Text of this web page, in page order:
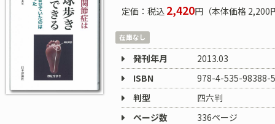
定価：税込 2,420円（本体価格 2,200
在庫なし
発刊年月
2013.03
ISBN
978-4-535-98388-5
判型
四六判
ページ数
336ページ